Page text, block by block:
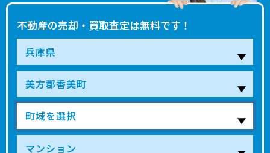
不動産の売却・買取査定は無料です！